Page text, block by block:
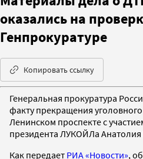
оказались на
Генпрокуратуре
Копировать ссылку
Генеральная прокуратура
факту прекращения
Ленинском проспекте с
президента ЛУКОЙЛа Анатолия
Как передает РИА «Новости»,